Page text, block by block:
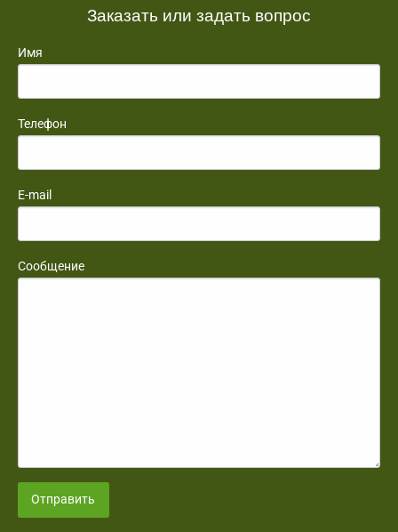
Заказать или задать вопрос
Имя
Телефон
E-mail
Сообщение
Отправить